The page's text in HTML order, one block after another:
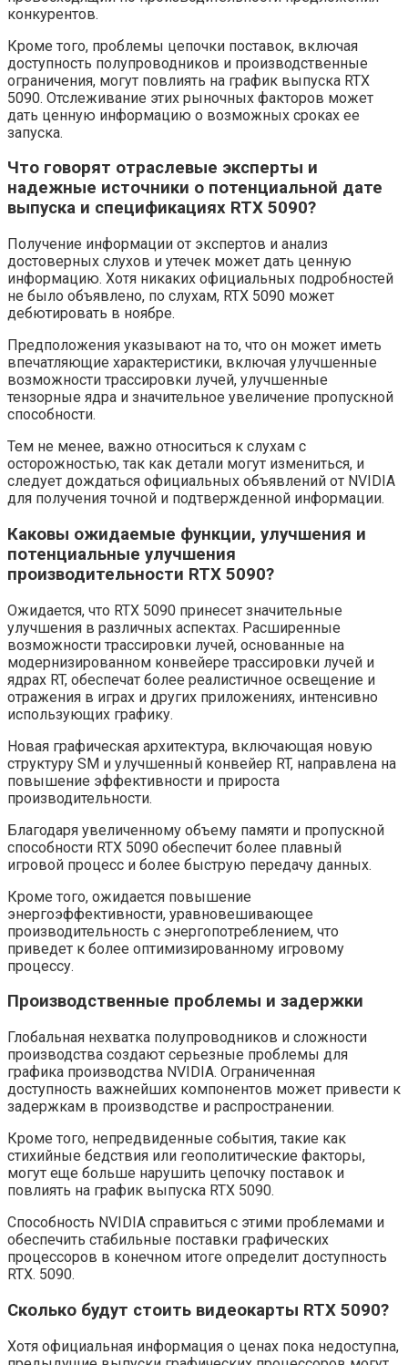
конкурентов.
Кроме того, проблемы цепочки поставок, включая
доступность полупроводников и производственные
ограничения, могут повлиять на график выпуска RTX
5090. Отслеживание этих рыночных факторов может
дать ценную информацию о возможных сроках ее
запуска.
Что говорят отраслевые эксперты и
надежные источники о потенциальной дате
выпуска и спецификациях RTX 5090?
Получение информации от экспертов и анализ
достоверных слухов и утечек может дать ценную
информацию. Хотя никаких официальных подробностей
не было объявлено, по слухам, RTX 5090 может
дебютировать в ноябре.
Предположения указывают на то, что он может иметь
впечатляющие характеристики, включая улучшенные
возможности трассировки лучей, улучшенные
тензорные ядра и значительное увеличение пропускной
способности.
Тем не менее, важно относиться к слухам с
осторожностью, так как детали могут измениться, и
следует дождаться официальных объявлений от NVIDIA
для получения точной и подтвержденной информации.
Каковы ожидаемые функции, улучшения и
потенциальные улучшения
производительности RTX 5090?
Ожидается, что RTX 5090 принесет значительные
улучшения в различных аспектах. Расширенные
возможности трассировки лучей, основанные на
модернизированном конвейере трассировки лучей и
ядрах RT, обеспечат более реалистичное освещение и
отражения в играх и других приложениях, интенсивно
использующих графику.
Новая графическая архитектура, включающая новую
структуру SM и улучшенный конвейер RT, направлена ​​на
повышение эффективности и прироста
производительности.
Благодаря увеличенному объему памяти и пропускной
способности RTX 5090 обеспечит более плавный
игровой процесс и более быструю передачу данных.
Кроме того, ожидается повышение
энергоэффективности, уравновешивающее
производительность с энергопотреблением, что
приведет к более оптимизированному игровому
процессу.
Производственные проблемы и задержки
Глобальная нехватка полупроводников и сложности
производства создают серьезные проблемы для
графика производства NVIDIA. Ограниченная
доступность важнейших компонентов может привести к
задержкам в производстве и распространении.
Кроме того, непредвиденные события, такие как
стихийные бедствия или геополитические факторы,
могут еще больше нарушить цепочку поставок и
повлиять на график выпуска RTX 5090.
Способность NVIDIA справиться с этими проблемами и
обеспечить стабильные поставки графических
процессоров в конечном итоге определит доступность
RTX. 5090.
Сколько будут стоить видеокарты RTX 5090?
Хотя официальная информация о ценах пока недоступна,